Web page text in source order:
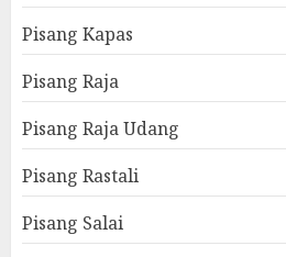
Pisang Kapas
Pisang Raja
Pisang Raja Udang
Pisang Rastali
Pisang Salai